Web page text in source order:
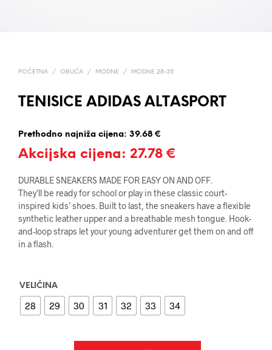
POČETNA / OBUĆA / MODNE / MODNE 28-35
TENISICE ADIDAS ALTASPORT
Prethodno najniža cijena: 39.68 €
Akcijska cijena: 27.78 €
DURABLE SNEAKERS MADE FOR EASY ON AND OFF.
They’ll be ready for school or play in these classic court-
inspired kids’ shoes. Built to last, the sneakers have a flexible
synthetic leather upper and a breathable mesh tongue. Hook-
and-loop straps let your young adventurer get them on and off
in a flash.
VELIČINA
28 29 30 31 32 33 34